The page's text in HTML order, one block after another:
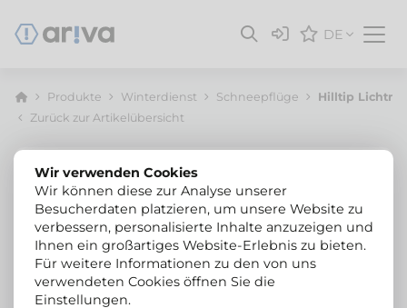
DE
Produkte Winterdienst Schneepflüge
Hilltip
Zurück zur Artikelübersicht
Wir verwenden Cookies
Wir können diese zur Analyse unserer
Besucherdaten platzieren, um unsere Website zu
verbessern, personalisierte Inhalte anzuzeigen und
Ihnen ein großartiges Website-Erlebnis zu bieten.
Für weitere Informationen zu den von uns
verwendeten Cookies öffnen Sie die
Einstellungen.